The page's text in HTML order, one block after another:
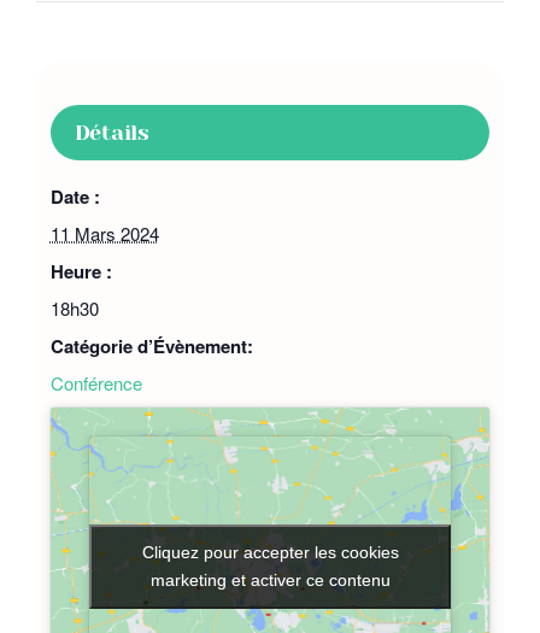
Détails
Date :
11 Mars 2024
Heure :
18h30
Catégorie d’Évènement:
Conférence
Cliquez pour accepter les cookies
marketing et activer ce contenu
Cliquez pour accepter les cookies
marketing et activer ce contenu